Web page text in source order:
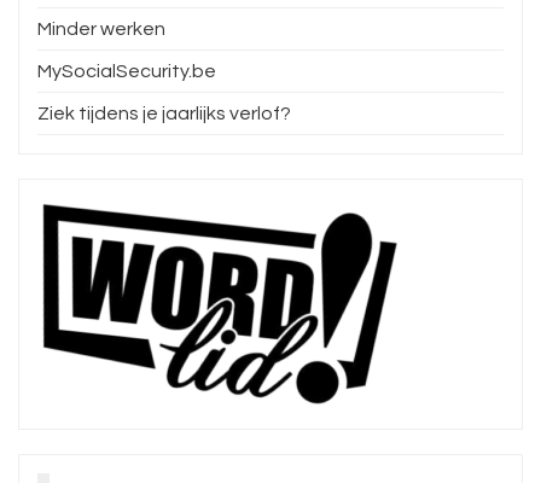
Minder werken
MySocialSecurity.be
Ziek tijdens je jaarlijks verlof?